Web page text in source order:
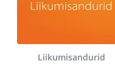
Liikumisandurid